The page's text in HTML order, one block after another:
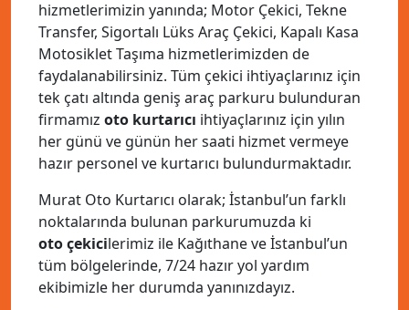
hizmetlerimizin yanında; Motor Çekici, Tekne
Transfer, Sigortalı Lüks Araç Çekici, Kapalı Kasa
Motosiklet Taşıma hizmetlerimizden de
faydalanabilirsiniz. Tüm çekici ihtiyaçlarınız için
tek çatı altında geniş araç parkuru bulunduran
firmamız oto kurtarıcı ihtiyaçlarınız için yılın
her günü ve günün her saati hizmet vermeye
hazır personel ve kurtarıcı bulundurmaktadır.
Murat Oto Kurtarıcı olarak; İstanbul’un farklı
noktalarında bulunan parkurumuzda ki
oto çekicilerimiz ile Kağıthane ve İstanbul’un
tüm bölgelerinde, 7/24 hazır yol yardım
ekibimizle her durumda yanınızdayız.